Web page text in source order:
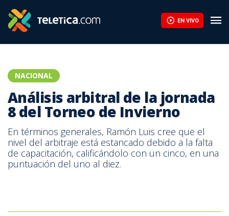
EN VIVO
NACIONAL
Análisis arbitral de la jornada
8 del Torneo de Invierno
En términos generales, Ramón Luis cree que el
nivel del arbitraje está estancado debido a la falta
de capacitación, calificándolo con un cinco, en una
puntuación del uno al diez.